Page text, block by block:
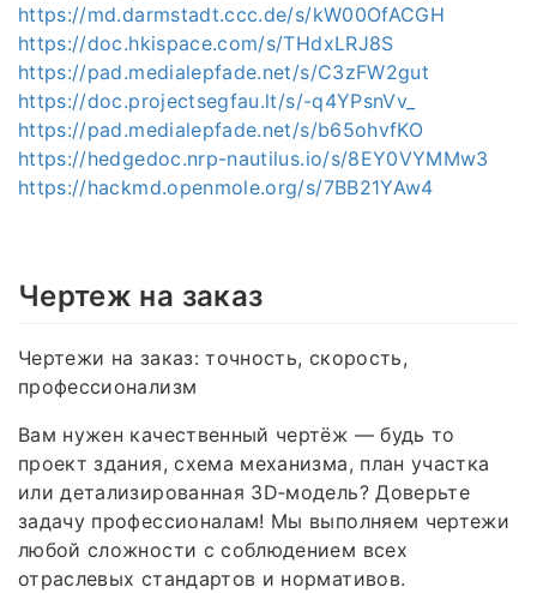
https://md.darmstadt.ccc.de/s/kW00OfACGH
https://doc.hkispace.com/s/THdxLRJ8S
https://pad.medialepfade.net/s/C3zFW2gut
https://doc.projectsegfau.lt/s/-q4YPsnVv_
https://pad.medialepfade.net/s/b65ohvfKO
https://hedgedoc.nrp-nautilus.io/s/8EY0VYMMw3
https://hackmd.openmole.org/s/7BB21YAw4
Чертеж на заказ
Чертежи на заказ: точность, скорость,
профессионализм
Вам нужен качественный чертёж — будь то
проект здания, схема механизма, план участка
или детализированная 3D‑модель? Доверьте
задачу профессионалам! Мы выполняем чертежи
любой сложности с соблюдением всех
отраслевых стандартов и нормативов.